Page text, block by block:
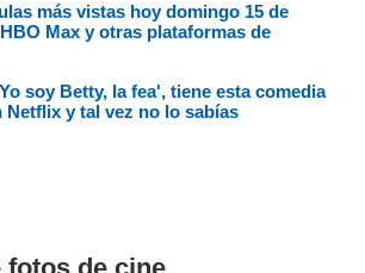
más vistas hoy domingo 15 de
Max y otras plataformas de
soy Betty, la fea', tiene esta comedia
Netflix y tal vez no lo sabías